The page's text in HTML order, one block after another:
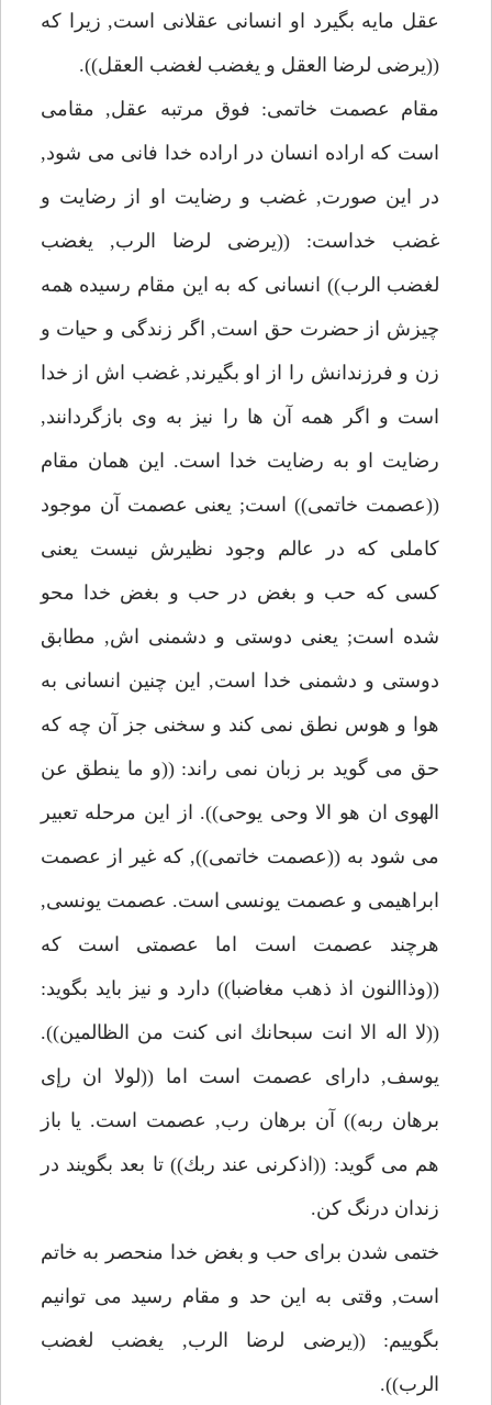
عقل مايه بگيرد او انسانى عقلانى است, زيرا كه
((يرضى لرضا العقل و يغضب لغضب العقل)).
مقام عصمت خاتمى: فوق مرتبه عقل, مقامى
است كه اراده انسان در اراده خدا فانى مى شود,
در اين صورت, غضب و رضايت او از رضايت و
غضب خداست: ((يرضى لرضا الرب, يغضب
لغضب الرب)) انسانى كه به اين مقام رسيده همه
چيزش از حضرت حق است, اگر زندگى و حيات و
زن و فرزندانش را از او بگيرند, غضب اش از خدا
است و اگر همه آن ها را نيز به وى بازگردانند,
رضايت او به رضايت خدا است. اين همان مقام
((عصمت خاتمى)) است; يعنى عصمت آن موجود
كاملى كه در عالم وجود نظيرش نيست يعنى
كسى كه حب و بغض در حب و بغض خدا محو
شده است; يعنى دوستى و دشمنى اش, مطابق
دوستى و دشمنى خدا است, اين چنين انسانى به
هوا و هوس نطق نمى كند و سخنى جز آن چه كه
حق مى گويد بر زبان نمى راند: ((و ما ينطق عن
الهوى ان هو الا وحى يوحى)). از اين مرحله تعبير
مى شود به ((عصمت خاتمى)), كه غير از عصمت
ابراهيمى و عصمت يونسى است. عصمت يونسى,
هرچند عصمت است اما عصمتى است كه
((وذاالنون اذ ذهب مغاضبا)) دارد و نيز بايد بگويد:
((لا اله الا انت سبحانك انى كنت من الظالمين)).
يوسف, داراى عصمت است اما ((لولا ان رإى
برهان ربه)) آن برهان رب, عصمت است. يا باز
هم مى گويد: ((اذكرنى عند ربك)) تا بعد بگويند در
زندان درنگ كن.
ختمى شدن براى حب و بغض خدا منحصر به خاتم
است, وقتى به اين حد و مقام رسيد مى توانيم
بگوييم: ((يرضى لرضا الرب, يغضب لغضب
الرب)).